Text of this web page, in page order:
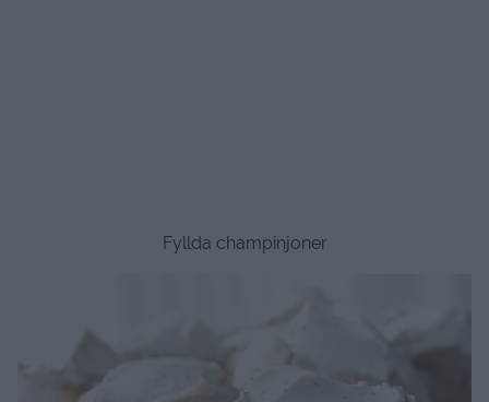
Fyllda champinjoner